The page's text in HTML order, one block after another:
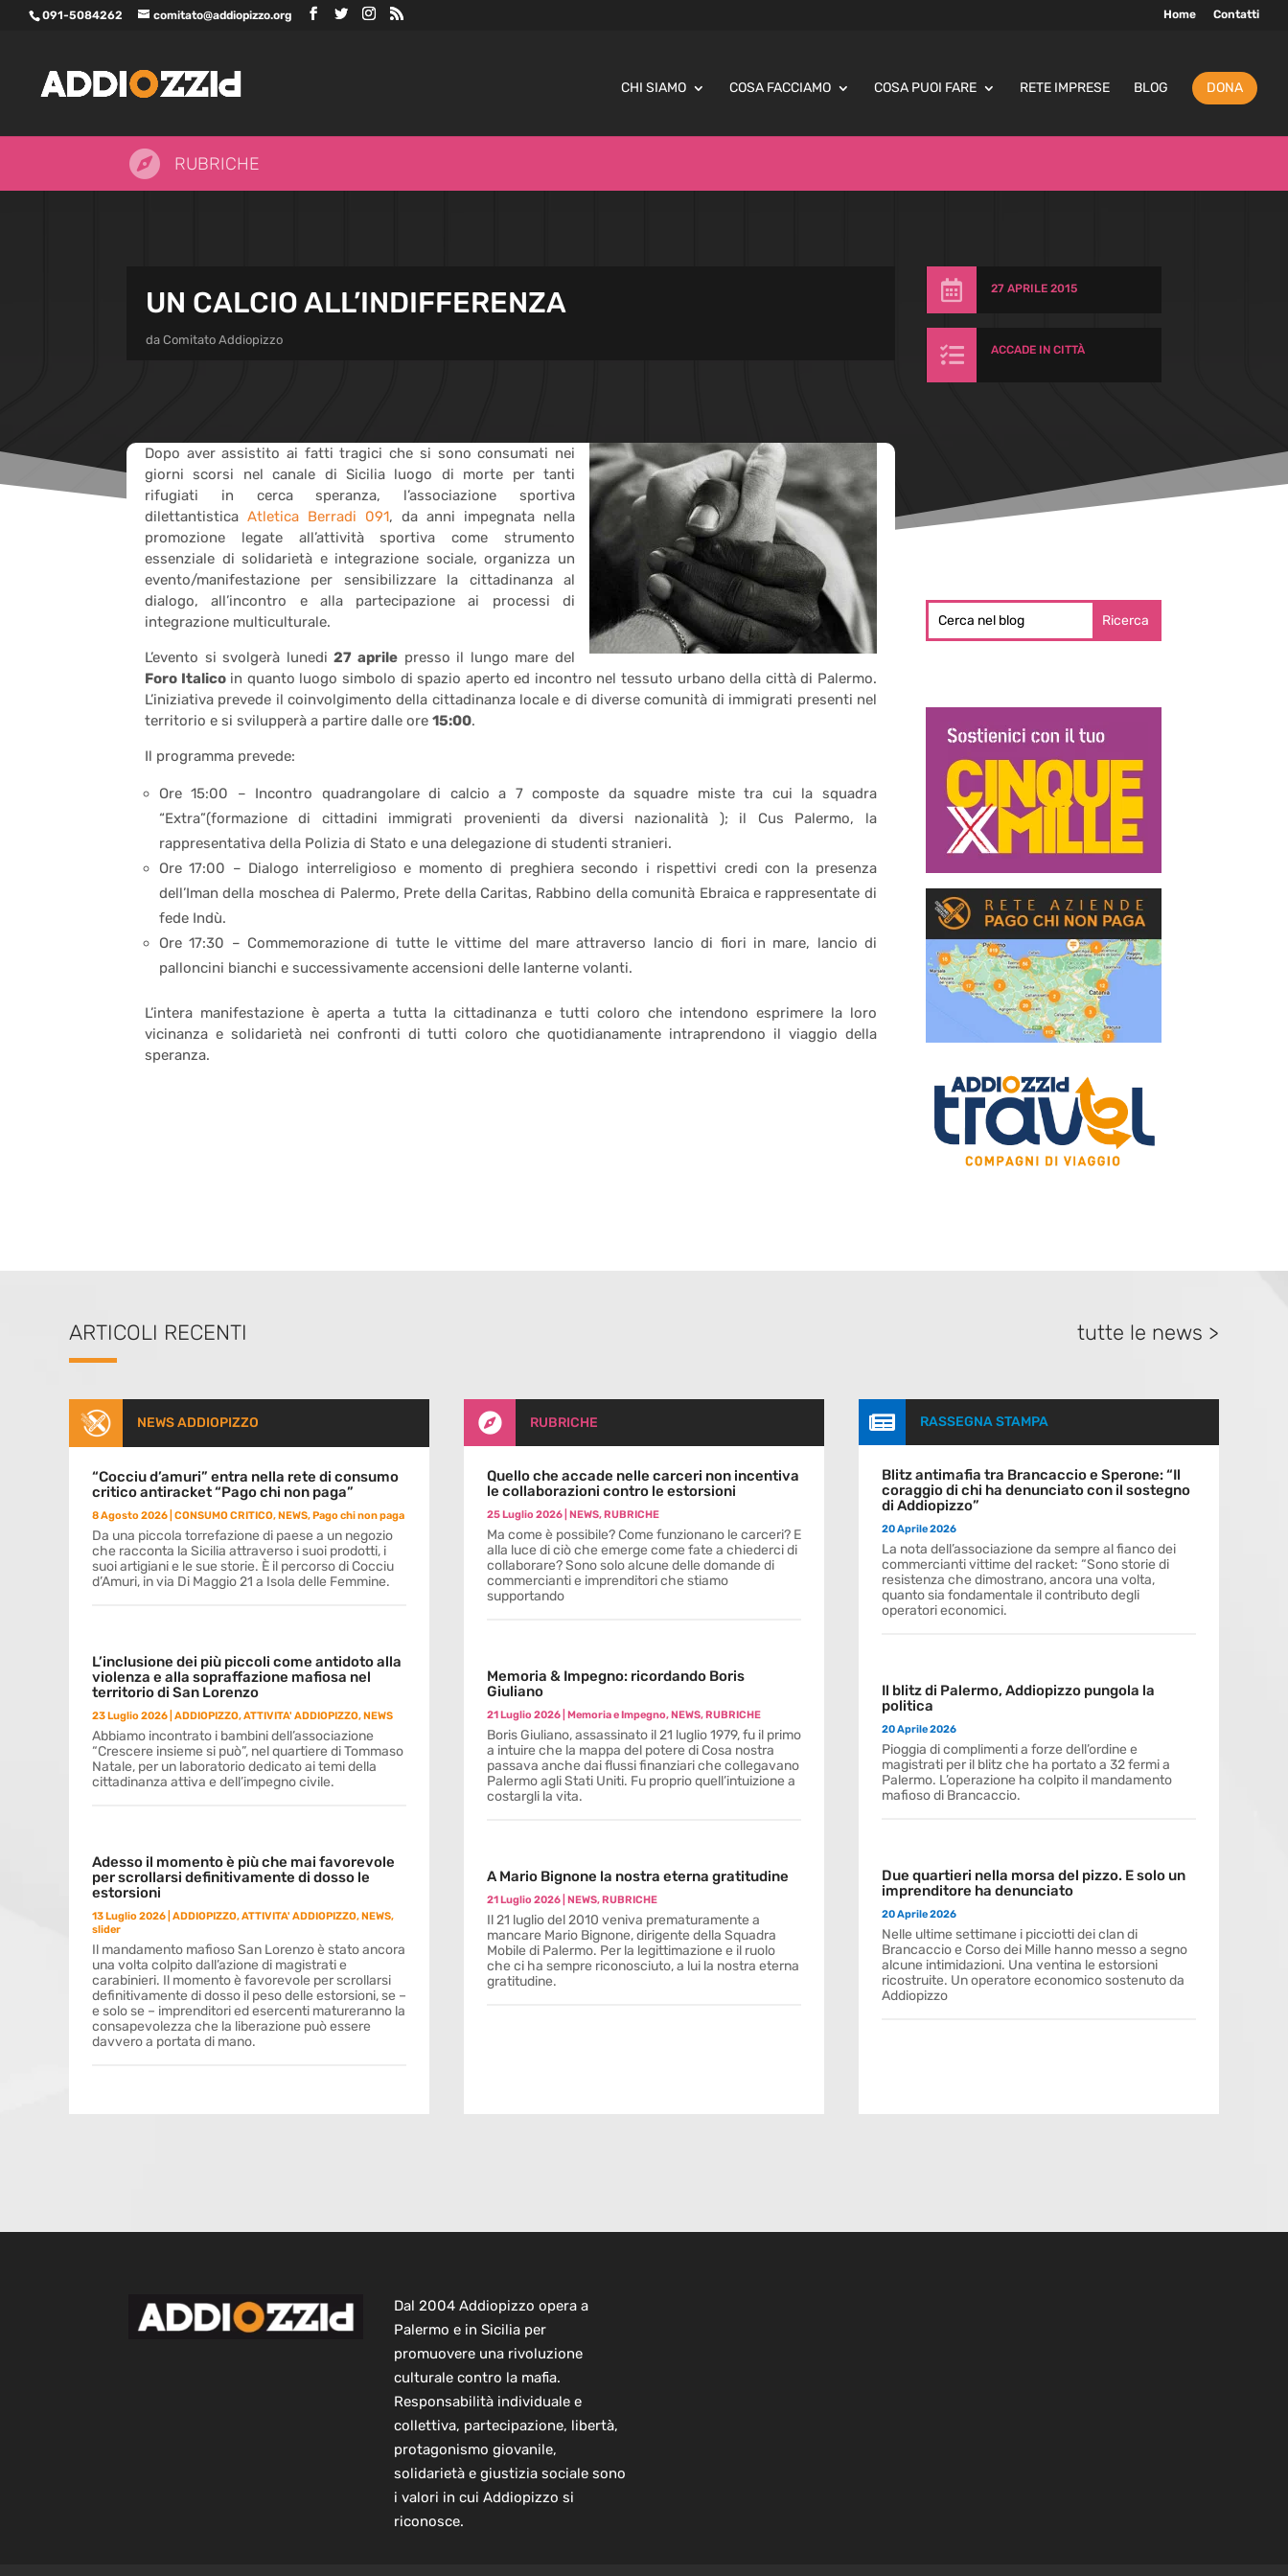
091-5084262 comitato@addiopizzo.org Home Contatti
CHI SIAMO COSA FACCIAMO COSA PUOI FARE RETE IMPRESE BLOG DONA
 RUBRICHE
UN CALCIO ALL’INDIFFERENZA
da Comitato Addiopizzo
 27 APRILE 2015
 ACCADE IN CITTÀ
Dopo aver assistito ai fatti tragici che si sono consumati nei
giorni scorsi nel canale di Sicilia luogo di morte per tanti
rifugiati in cerca speranza, l’associazione sportiva
dilettantistica Atletica Berradi 091, da anni impegnata nella
promozione legate all’attività sportiva come strumento
essenziale di solidarietà e integrazione sociale, organizza un
evento/manifestazione per sensibilizzare la cittadinanza al
dialogo, all’incontro e alla partecipazione ai processi di
integrazione multiculturale.
L’evento si svolgerà lunedi27 aprilepresso il lungo mare del
Foro Italicoin quanto luogo simbolo di spazio aperto ed incontro nel tessuto urbano della città di Palermo.
L’iniziativa prevede il coinvolgimento della cittadinanza locale e di diverse comunità di immigrati presenti nel
territorio e si svilupperà a partire dalle ore 15:00.
Il programma prevede:
Ore 15:00 – Incontro quadrangolare di calcio a 7 composte da squadre miste tra cui la squadra
“Extra”(formazione di cittadini immigrati provenienti da diversi nazionalità ); il Cus Palermo, la
rappresentativa della Polizia di Stato e una delegazione di studenti stranieri.
Ore 17:00 – Dialogo interreligioso e momento di preghiera secondo i rispettivi credi con la presenza
dell’Iman della moschea di Palermo, Prete della Caritas, Rabbino della comunità Ebraica e rappresentate di
fede Indù.
Ore 17:30 – Commemorazione di tutte le vittime del mare attraverso lancio di fiori in mare, lancio di
palloncini bianchi e successivamente accensioni delle lanterne volanti.
L’intera manifestazione è aperta a tutta la cittadinanza e tutti coloro che intendono esprimere la loro
vicinanza e solidarietà nei confronti di tutti coloro che quotidianamente intraprendono il viaggio della
speranza.
ARTICOLI RECENTI tutte le news >
NEWS ADDIOPIZZO
“Cocciu d’amuri” entra nella rete di consumo
critico antiracket “Pago chi non paga”
8 Agosto 2026 CONSUMO CRITICO,NEWS,Pago chi non paga
Da una piccola torrefazione di paese a un negozio
che racconta la Sicilia attraverso i suoi prodotti, i
suoi artigiani e le sue storie. È il percorso di Cocciu
d’Amuri, in via Di Maggio 21 a Isola delle Femmine.
L’inclusione dei più piccoli come antidoto alla
violenza e alla sopraffazione mafiosa nel
territorio di San Lorenzo
23 Luglio 2026 ADDIOPIZZO,ATTIVITA' ADDIOPIZZO,NEWS
Abbiamo incontrato i bambini dell’associazione
“Crescere insieme si può”, nel quartiere di Tommaso
Natale, per un laboratorio dedicato ai temi della
cittadinanza attiva e dell’impegno civile.
Adesso il momento è più che mai favorevole
per scrollarsi definitivamente di dosso le
estorsioni
13 Luglio 2026 ADDIOPIZZO,ATTIVITA' ADDIOPIZZO,NEWS,
slider
Il mandamento mafioso San Lorenzo è stato ancora
una volta colpito dall’azione di magistrati e
carabinieri. Il momento è favorevole per scrollarsi
definitivamente di dosso il peso delle estorsioni, se –
e solo se – imprenditori ed esercenti matureranno la
consapevolezza che la liberazione può essere
davvero a portata di mano.
 RUBRICHE
Quello che accade nelle carceri non incentiva
le collaborazioni contro le estorsioni
25 Luglio 2026| NEWS,RUBRICHE
Ma come è possibile? Come funzionano le carceri? E
alla luce di ciò che emerge come fate a chiederci di
collaborare? Sono solo alcune delle domande di
commercianti e imprenditori che stiamo
supportando
Memoria & Impegno: ricordando Boris
Giuliano
21 Luglio 2026| Memoria e Impegno,NEWS,RUBRICHE
Boris Giuliano, assassinato il 21 luglio 1979, fu il primo
a intuire che la mappa del potere di Cosa nostra
passava anche dai flussi finanziari che collegavano
Palermo agli Stati Uniti. Fu proprio quell’intuizione a
costargli la vita.
A Mario Bignone la nostra eterna gratitudine
21 Luglio 2026| NEWS,RUBRICHE
Il 21 luglio del 2010 veniva prematuramente a
mancare Mario Bignone, dirigente della Squadra
Mobile di Palermo. Per la legittimazione e il ruolo
che ci ha sempre riconosciuto, a lui la nostra eterna
gratitudine.
 RASSEGNA STAMPA
Blitz antimafia tra Brancaccio e Sperone: “Il
coraggio di chi ha denunciato con il sostegno
di Addiopizzo”
20 Aprile 2026
La nota dell’associazione da sempre al fianco dei
commercianti vittime del racket: “Sono storie di
resistenza che dimostrano, ancora una volta,
quanto sia fondamentale il contributo degli
operatori economici.
Il blitz di Palermo, Addiopizzo pungola la
politica
20 Aprile 2026
Pioggia di complimenti a forze dell’ordine e
magistrati per il blitz che ha portato a 32 fermi a
Palermo. L’operazione ha colpito il mandamento
mafioso di Brancaccio.
Due quartieri nella morsa del pizzo. E solo un
imprenditore ha denunciato
20 Aprile 2026
Nelle ultime settimane i picciotti dei clan di
Brancaccio e Corso dei Mille hanno messo a segno
alcune intimidazioni. Una ventina le estorsioni
ricostruite. Un operatore economico sostenuto da
Addiopizzo
Dal 2004 Addiopizzo opera a
Palermo e in Sicilia per
promuovere una rivoluzione
culturale contro la mafia.
Responsabilità individuale e
collettiva, partecipazione, libertà,
protagonismo giovanile,
solidarietà e giustizia sociale sono
i valori in cui Addiopizzo si
riconosce.